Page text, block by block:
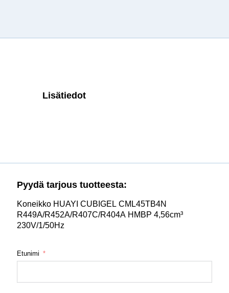
Lisätiedot
Pyydä tarjous tuotteesta:
Koneikko HUAYI CUBIGEL CML45TB4N
R449A/R452A/R407C/R404A HMBP 4,56cm³
230V/1/50Hz
Etunimi